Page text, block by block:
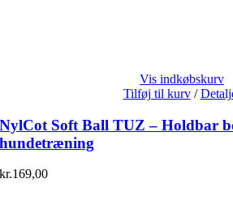
Vis indkøbskurv
Tilføj til kurv /
NylCot Soft Ball TUZ – Holdbar
hundetræning
kr.169,00